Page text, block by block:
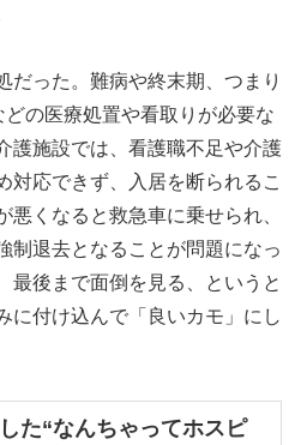
だった。難病や終末期、つまり
の医療処置や看取りが必要な
護施設では、看護職不足や介護
対応できず、入居を断られるこ
悪くなると救急車に乗せられ、
制退去となることが問題になっ
最後まで面倒を見る、というと
に付け込んで「良いカモ」にし
た“なんちゃってホスピ